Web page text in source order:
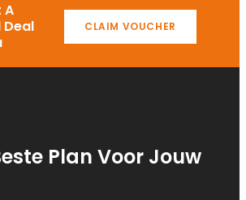
A
Deal
CLAIM VOUCHER
Plan Voor Jouw